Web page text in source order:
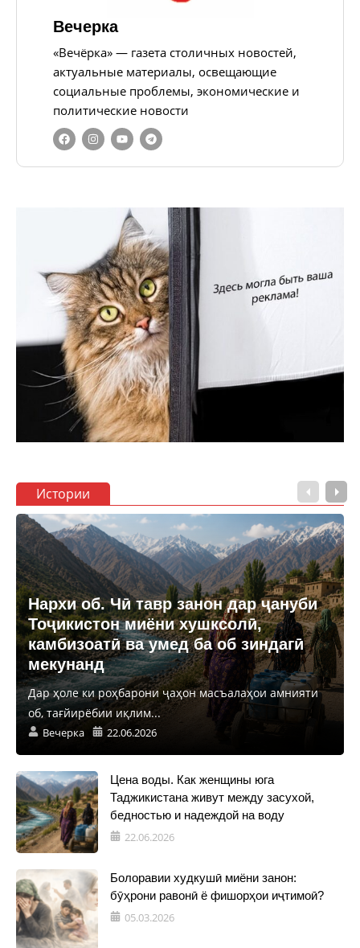
Вечерка
«Вечёрка» — газета столичных новостей,
актуальные материалы, освещающие
социальные проблемы, экономические и
политические новости
Истории
Нархи об. Чӣ тавр занон дар ҷануби
Тоҷикистон миёни хушксолӣ,
камбизоатӣ ва умед ба об зиндагӣ
мекунанд
Дар ҳоле ки роҳбарони ҷаҳон масъалаҳои амнияти
об, тағйирёбии иқлим...
Вечерка 22.06.2026
Цена воды. Как женщины юга
Таджикистана живут между засухой,
бедностью и надеждой на воду
22.06.2026
Болоравии худкушӣ миёни занон:
бӯҳрони равонӣ ё фишорҳои иҷтимоӣ?
05.03.2026